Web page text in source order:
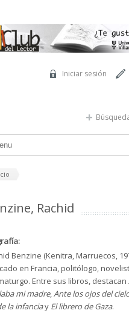
Iniciar sesión
Rachid
Benzine (Kenitra, Marruecos,
en Francia, politólogo,
Entre sus libros, destacan
mi madre,Ante los ojos del
la infanciay El librero de Gaza.